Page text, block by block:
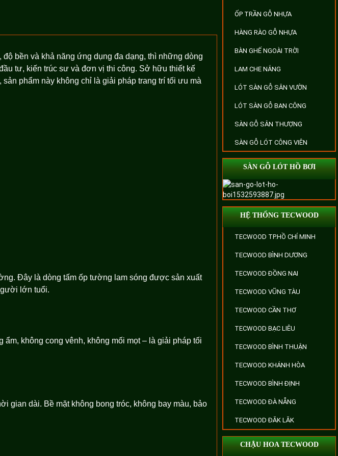
bền và khả năng ứng dụng đa dạng, thì những dòng
tư, kiến trúc sư và đơn vị thi công. Sở hữu thiết kế
phẩm này không chỉ là giải pháp trang trí tối ưu mà
Đây là dòng tấm ốp tường lam sóng được sản xuất
lớn tuổi.
không cong vênh, không mối mọt – là giải pháp tối
gian dài. Bề mặt không bong tróc, không bay màu, bảo
ỐP TRẦN GỖ NHỰA
HÀNG RÀO GỖ NHỰA
BÀN GHẾ NGOÀI TRỜI
LAM CHE NẮNG
LÓT SÀN GỖ SÂN VƯỜN
LÓT SÀN GỖ BAN CÔNG
SÀN GỖ SÂN THƯỢNG
SÀN GỖ LÓT CÔNG VIÊN
SÀN GỖ LÓT HỒ BƠI
HỆ THỐNG TECWOOD
TECWOOD TP.HỒ CHÍ MINH
TECWOOD BÌNH DƯƠNG
TECWOOD ĐỒNG NAI
TECWOOD VŨNG TÀU
TECWOOD CẦN THƠ
TECWOOD BẠC LIÊU
TECWOOD BÌNH THUẬN
TECWOOD KHÁNH HÒA
TECWOOD BÌNH ĐỊNH
TECWOOD ĐÀ NẴNG
TECWOOD ĐĂK LĂK
CHẬU HOA TECWOOD